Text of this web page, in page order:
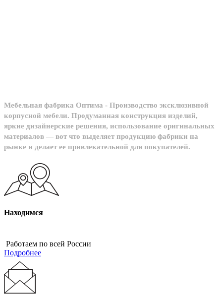
Мебельная фабрика Оптима - Производство эксклюзивной
корпусной мебели. Продуманная конструкция изделий,
яркие дизайнерские решения, использование оригинальных
материалов — вот что выделяет продукцию фабрики на
рынке и делает ее привлекательной для покупателей.
Находимся
Работаем по всей России
Подробнее